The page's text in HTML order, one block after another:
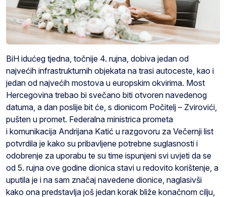
BiH idućeg tjedna, točnije 4. rujna, dobiva jedan od
najvećih infrastrukturnih objekata na trasi autoceste, kao i
jedan od najvećih mostova u europskim okvirima. Most
Hercegovina trebao bi svečano biti otvoren navedenog
datuma, a dan poslije bit će, s dionicom Počitelj – Zvirovići,
pušten u promet. Federalna ministrica prometa
i komunikacija Andrijana Katić u razgovoru za Večernji list
potvrdila je kako su pribavljene potrebne suglasnosti i
odobrenje za uporabu te su time ispunjeni svi uvjeti da se
od 5. rujna ove godine dionica stavi u redovito korištenje, a
uputila je i na sam značaj navedene dionice, naglasivši
kako ona predstavlja još jedan korak bliže konačnom cilju,